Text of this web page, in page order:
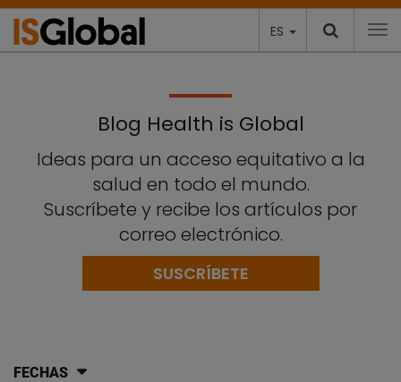
ES
Blog Health is Global
Ideas para un acceso equitativo a la
salud en todo el mundo.
Suscríbete y recibe los artículos por
correo electrónico.
SUSCRÍBETE
FECHAS